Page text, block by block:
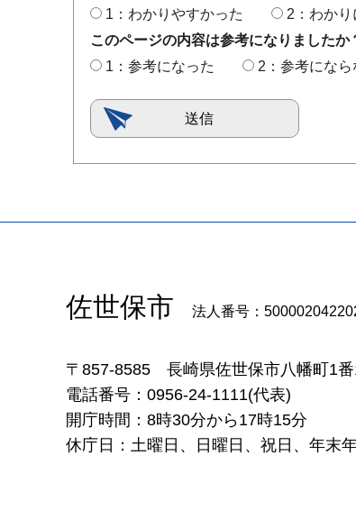
1：わかりやすかった
2：わかり
このページの内容は参考になりましたか
1：参考になった
2：参考になら
佐世保市 法人番号：
〒857-8585 長崎県佐世保市八幡町1
電話番号：0956-24-1111(代表)
開庁時間：8時30分から17時15分
休庁日：土曜日、日曜日、祝日、年末